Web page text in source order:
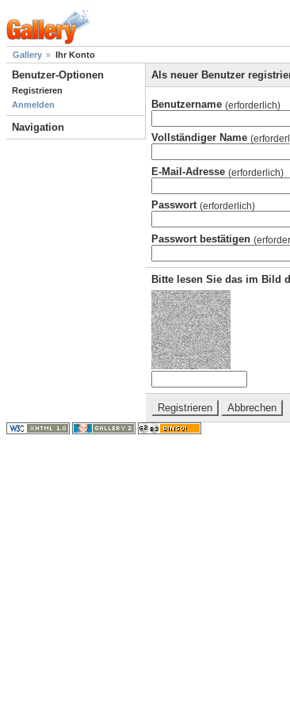
Gallery Ihr Konto
Benutzer-Optionen
Registrieren
Anmelden
Navigation
Als neuer Benutzer
Benutzername (erforderlich)
Vollständiger Name
E-Mail-Adresse (erforderlich)
Passwort (erforderlich)
Passwort bestätigen
Bitte lesen Sie das im Bild